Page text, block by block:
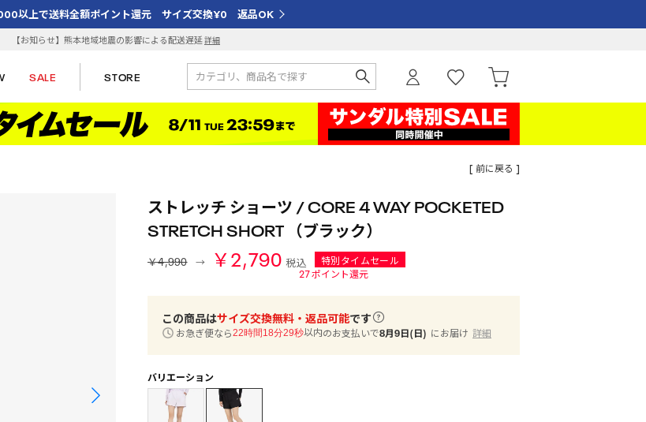
以上で送料全額ポイント還元 サイズ交換¥0 返品OK
【お知らせ】熊本地域地震の影響による配送遅延詳細
SALE STORE
[ 前に戻る ]
ストレッチ ショーツ / CORE 4 WAY POCKETED
STRETCH SHORT （ブラック）
￥4,990 ￥2,790 税込
特別タイムセール
27ポイント還元
この商品はサイズ交換無料・返品可能です
お急ぎ便なら22時間18分28秒以内のお支払いで8月9日(日) にお届け 詳細
バリエーション